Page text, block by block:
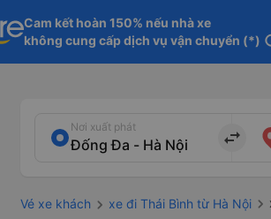
Cam kết hoàn 150% nếu nhà xe
không cung cấp dịch vụ vận chuyển (*)
Nơi xuất phát
import_export
Vé xe khách xe đi Thái Bình từ Hà Nội